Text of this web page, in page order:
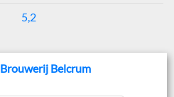
5,2
Brouwerij Belcrum